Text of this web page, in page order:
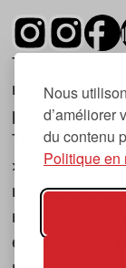
Nous
d’améliorer
du contenu
Politique en
Tsugi est un
musique et
première
Tsugi en
», ce qui
magazine, à
musicales,
électronique,